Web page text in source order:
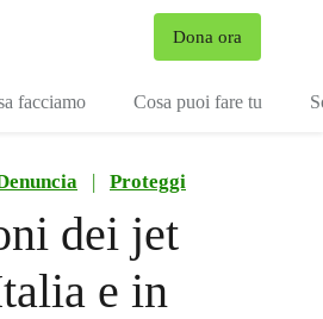
Dona ora
facciamo Cosa puoi fare tu
| Proteggi
dei jet
e in